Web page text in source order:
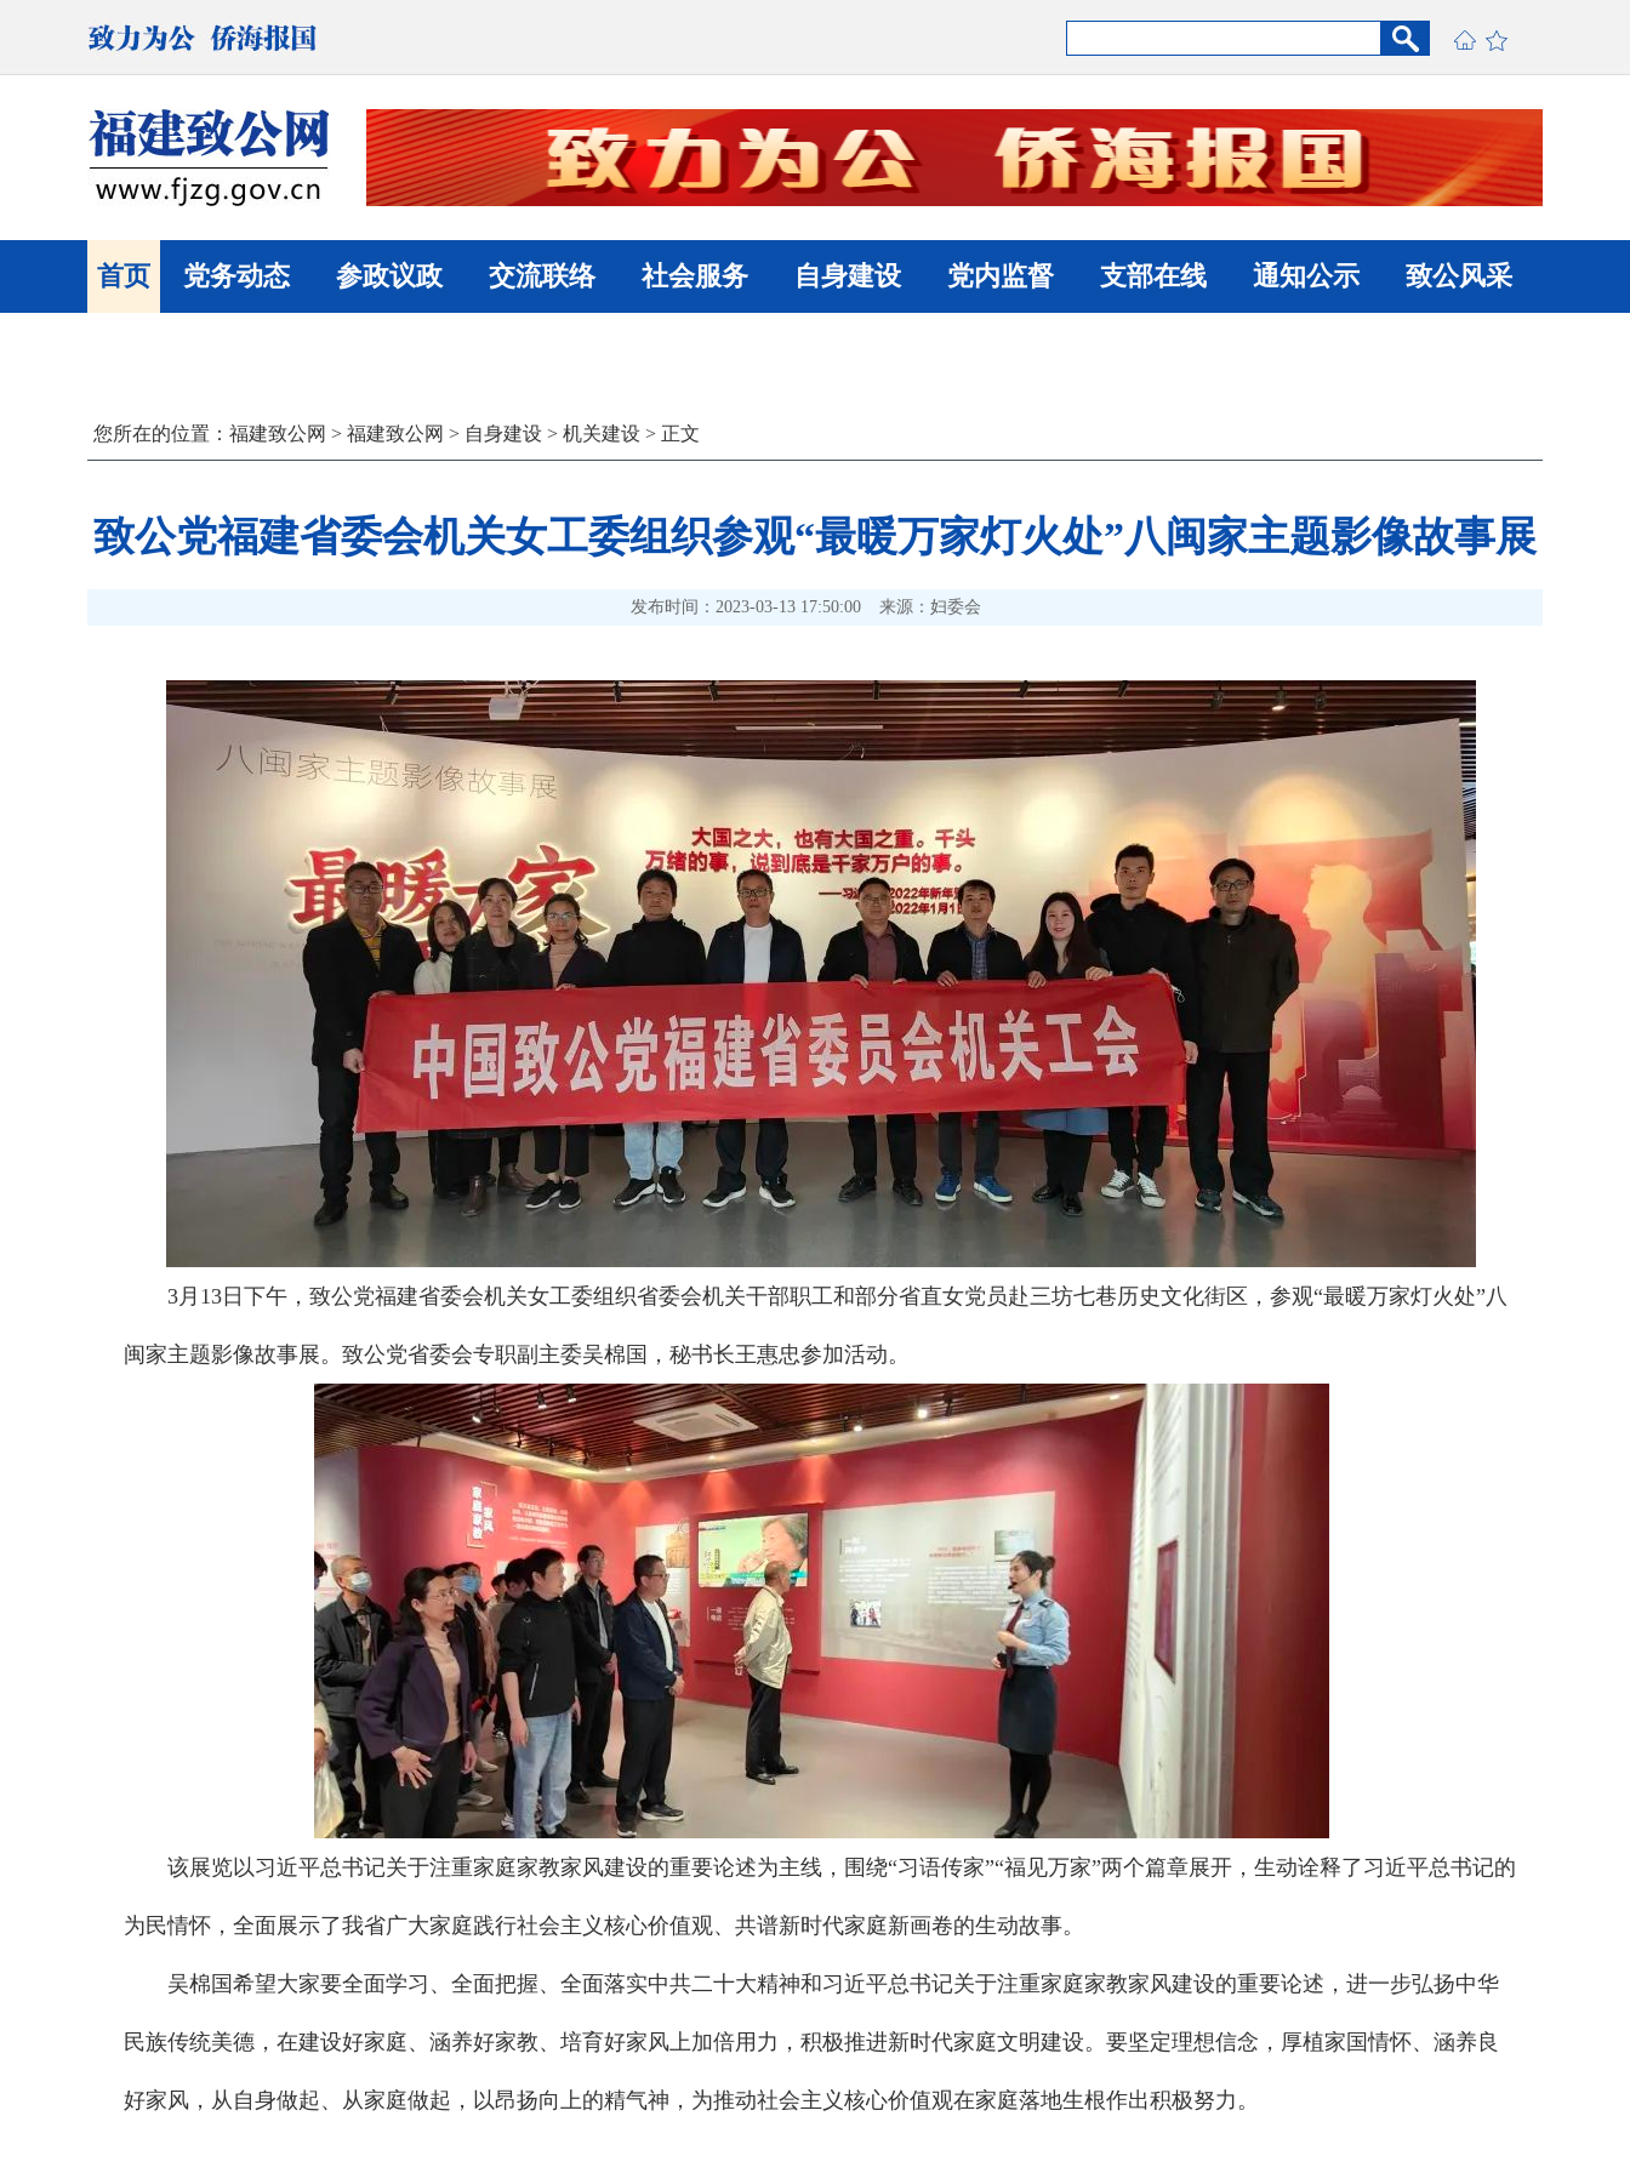
首页 党务动态 参政议政 交流联络 社会服务 自身建设 党内监督 支部在线 通知公示 致公风采
您所在的位置： 福建致公网 > 福建致公网 > 自身建设 > 机关建设 > 正文
致公党福建省委会机关女工委组织参观“最暖万家灯火处”八闽家主题影像故事展
发布时间：2023-03-13 17:50:00 来源：妇委会
3月13日下午，致公党福建省委会机关女工委组织省委会机关干部职工和部分省直女党员赴三坊七巷历史文化街区，参观“最暖万家灯火处”八
闽家主题影像故事展。致公党省委会专职副主委吴棉国，秘书长王惠忠参加活动。
该展览以习近平总书记关于注重家庭家教家风建设的重要论述为主线，围绕“习语传家”“福见万家”两个篇章展开，生动诠释了习近平总书记的
为民情怀，全面展示了我省广大家庭践行社会主义核心价值观、共谱新时代家庭新画卷的生动故事。
吴棉国希望大家要全面学习、全面把握、全面落实中共二十大精神和习近平总书记关于注重家庭家教家风建设的重要论述，进一步弘扬中华
民族传统美德，在建设好家庭、涵养好家教、培育好家风上加倍用力，积极推进新时代家庭文明建设。要坚定理想信念，厚植家国情怀、涵养良
好家风，从自身做起、从家庭做起，以昂扬向上的精气神，为推动社会主义核心价值观在家庭落地生根作出积极努力。